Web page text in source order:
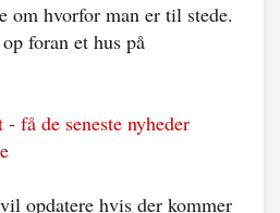
hvorfor man er til stede.
foran et hus på
få de seneste nyheder
opdatere hvis der kommer